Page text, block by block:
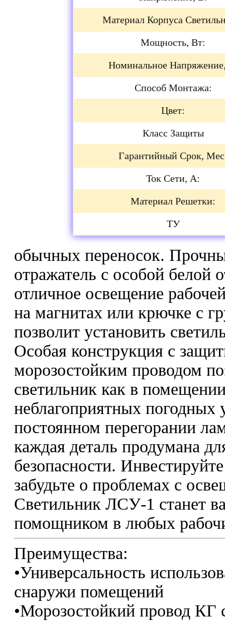
Материал Корпуса
Мощность, Вт:
Номинальное
Способ Монтажа:
Цвет:
Класс Защиты
Гарантийный Срок,
Ток Сети, А:
Материал Решетки:
ТУ
обычных переносок.
отражатель с особой белой
отличное освещение
на магнитах или крючке с
позволит установить
Особая конструкция с
морозостойким проводом
светильник как в
неблагоприятных погодных
постоянном перегорании
каждая деталь продумана
безопасности.
забудьте о проблемах с
Светильник ЛСУ-1 станет
помощником в любых
Преимущества:
•Универсальность
снаружи помещений
•Морозостойкий провод КГ